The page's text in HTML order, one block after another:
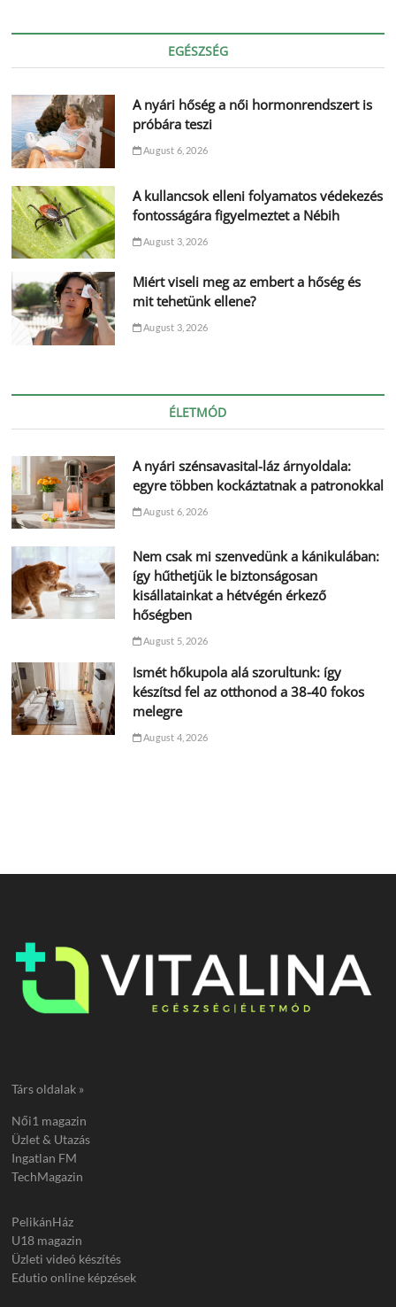
EGÉSZSÉG
A nyári hőség a női hormonrendszert is
próbára teszi
August 6, 2026
A kullancsok elleni folyamatos védekezés
fontosságára figyelmeztet a Nébih
August 3, 2026
Miért viseli meg az embert a hőség és
mit tehetünk ellene?
August 3, 2026
ÉLETMÓD
A nyári szénsavasital-láz árnyoldala:
egyre többen kockáztatnak a patronokkal
August 6, 2026
Nem csak mi szenvedünk a kánikulában:
így hűthetjük le biztonságosan
kisállatainkat a hétvégén érkező
hőségben
August 5, 2026
Ismét hőkupola alá szorultunk: így
készítsd fel az otthonod a 38-40 fokos
melegre
August 4, 2026
Társ oldalak »
Női1 magazin
Üzlet & Utazás
Ingatlan FM
TechMagazin
PelikánHáz
U18 magazin
Üzleti videó készítés
Edutio online képzések